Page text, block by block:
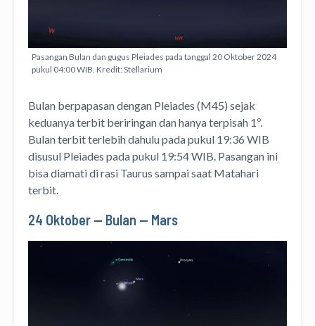
Pasangan Bulan dan gugus Pleiades pada tanggal 20 Oktober 2024
pukul 04:00 WIB. Kredit: Stellarium
Bulan berpapasan dengan Pleiades (M45) sejak
keduanya terbit beriringan dan hanya terpisah 1º.
Bulan terbit terlebih dahulu pada pukul 19:36 WIB
disusul Pleiades pada pukul 19:54 WIB. Pasangan ini
bisa diamati di rasi Taurus sampai saat Matahari
terbit.
24 Oktober — Bulan — Mars